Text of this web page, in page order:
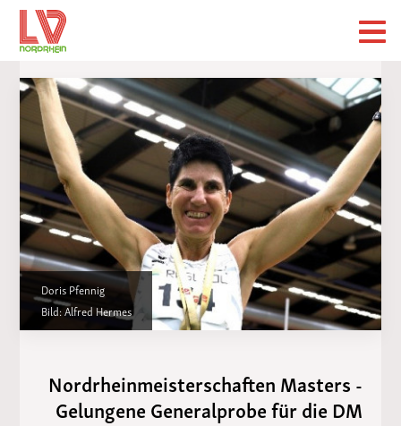
Doris Pfennig
Bild: Alfred Hermes
Nordrheinmeisterschaften Masters -
Gelungene Generalprobe für die DM